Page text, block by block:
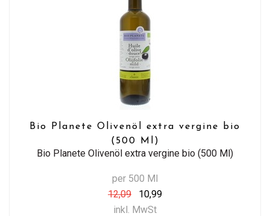
Bio Planete Olivenöl extra vergine bio
(500 Ml)
Bio Planete Olivenöl extra vergine bio (500 Ml)
per 500 Ml
12,09
10,99
inkl. MwSt